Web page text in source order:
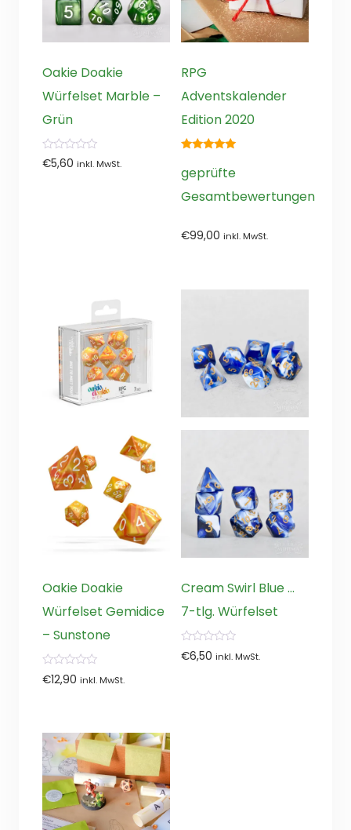
Oakie Doakie
Würfelset Marble –
Grün
0
von
€5,60 inkl. MwSt.
RPG
Adventskalender
Edition 2020
von 5
geprüfte
Gesamtbewertungen
€99,00 inkl. MwSt.
Oakie Doakie
Würfelset Gemidice
– Sunstone
0
von
€12,90 inkl. MwSt.
Cream Swirl Blue …
7-tlg. Würfelset
0
von
€6,50 inkl. MwSt.